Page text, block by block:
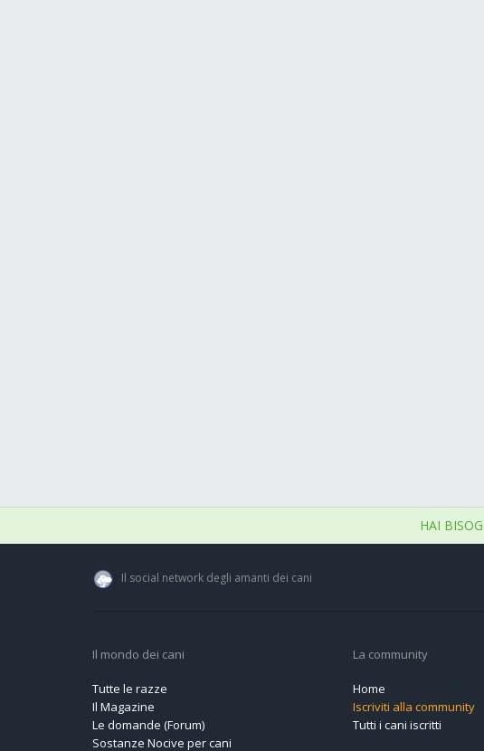
HAI
Il social network degli amanti dei cani
Il mondo dei cani
Tutte le razze
Il Magazine
Le domande (Forum)
Sostanze Nocive per cani
La community
Home
Iscriviti alla community
Tutti i cani iscritti